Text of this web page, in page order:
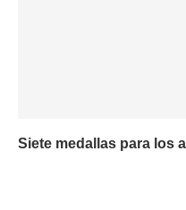
Siete medallas para los